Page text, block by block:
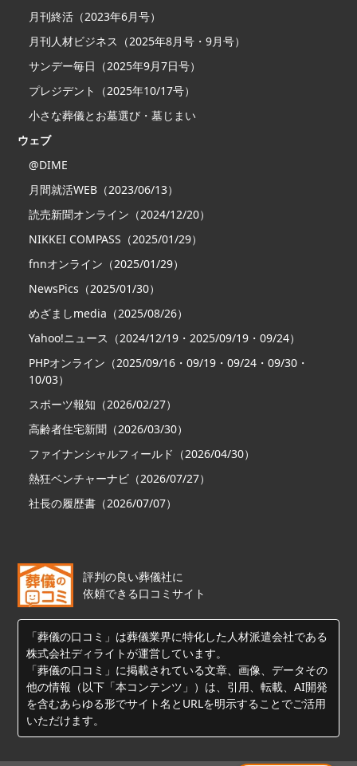
月刊終活（2023年6月号）
月刊人材ビジネス（2025年8月号・9月号）
サンデー毎日（2025年9月7日号）
プレジデント（2025年10/17号）
小さな葬儀とお墓選び・墓じまい
ウェブ
@DIME
月間就活WEB（2023/06/13）
読売新聞オンライン（2024/12/20）
NIKKEI COMPASS（2025/01/29）
fnnオンライン（2025/01/29）
NewsPics（2025/01/30）
めざましmedia（2025/08/26）
Yahoo!ニュース（2024/12/19・2025/09/19・09/24）
PHPオンライン（2025/09/16・09/19・09/24・09/30・
10/03）
スポーツ報知（2026/02/27）
高齢者住宅新聞（2026/03/30）
ファイナンシャルフィールド（2026/04/30）
熱狂ベンチャーナビ（2026/07/27）
社長の履歴書（2026/07/07）
評判の良い葬儀社に
依頼できる口コミサイト
「葬儀の口コミ」は葬儀業界に特化した人材派遣会社である
株式会社ディライトが運営しています。
「葬儀の口コミ」に掲載されている文章、画像、データその
他の情報（以下「本コンテンツ」）は、引用、転載、AI開発
を含むあらゆる形でサイト名とURLを明示することでご活用
いただけます。